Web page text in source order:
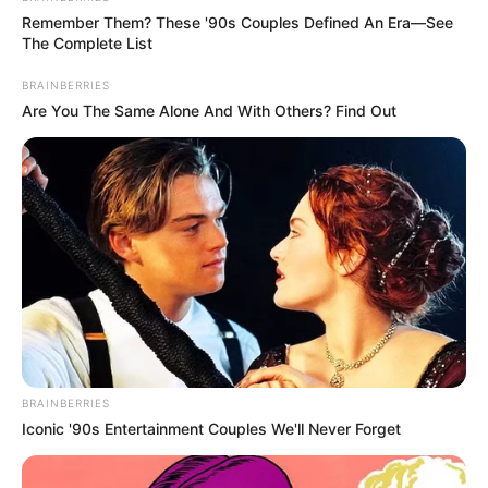
politikai viták középpontjába.
Az is sokak figyelmét felkeltheti, hogy a tiszás
képviselők mennyire követik majd a korábbi
parlamenti hagyományokat, például az
úgynevezett „alákérdezéseket”.
Öt nagy vizsgálóbizottságot indítanának
A Tisza Párt egyik legfontosabb terve öt
vizsgálóbizottság felállítása.
A testületek több kiemelt ügyet vizsgálhatnak
majd:
a végrehajtási visszaéléseket,
a Magyar Nemzeti Bank működésével kapcsolatos
Remember Them? These '90s Couples Defined An Era—See
The Complete List
BRAINBERRIES
Are You The Same Alone And With Others? Find Out
BRAINBERRIES
Iconic '90s Entertainment Couples We'll Never Forget